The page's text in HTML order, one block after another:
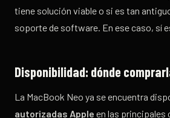
tiene solución viable o si es tan
soporte de software. En ese caso, sí
Disponibilidad: dónde
La MacBook Neo ya se encuentra
autorizadas Apple en las principales